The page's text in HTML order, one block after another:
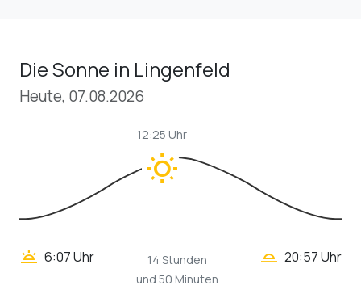
Die Sonne in Lingenfeld
Heute, 07.08.2026
wb_sunny
12:25 Uhr
wb_twilight 6:07 Uhr
14 Stunden
und 50 Minuten
wb_twilight_2 20:57 Uhr